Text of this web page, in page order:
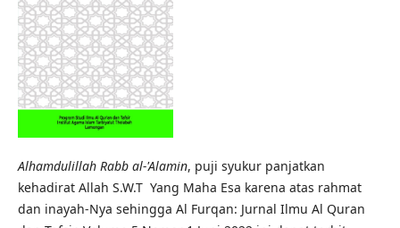
Alhamdulillah Rabb al-'Alamin, puji syukur panjatkan
kehadirat Allah S.W.T Yang Maha Esa karena atas rahmat
dan inayah-Nya sehingga Al Furqan: Jurnal Ilmu Al Quran